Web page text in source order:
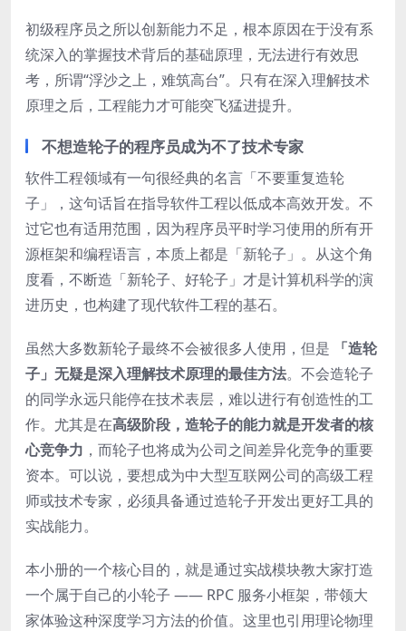
初级程序员之所以创新能力不足，根本原因在于没有系
统深入的掌握技术背后的基础原理，无法进行有效思
考，所谓“浮沙之上，难筑高台”。只有在深入理解技术
原理之后，工程能力才可能突飞猛进提升。
不想造轮子的程序员成为不了技术专家
软件工程领域有一句很经典的名言「不要重复造轮
子」，这句话旨在指导软件工程以低成本高效开发。不
过它也有适用范围，因为程序员平时学习使用的所有开
源框架和编程语言，本质上都是「新轮子」。从这个角
度看，不断造「新轮子、好轮子」才是计算机科学的演
进历史，也构建了现代软件工程的基石。
虽然大多数新轮子最终不会被很多人使用，但是
「造轮
子」无疑是深入理解技术原理的最佳方法。不会造轮子
的同学永远只能停在技术表层，难以进行有创造性的工
作。尤其是在高级阶段，造轮子的能力就是开发者的核
心竞争力 ，而轮子也将成为公司之间差异化竞争的重要
资本。可以说，要想成为中大型互联网公司的高级工程
师或技术专家，必须具备通过造轮子开发出更好工具的
实战能力。
本小册的一个核心目的，就是通过实战模块教大家打造
一个属于自己的小轮子 —— RPC 服务小框架，带领大
家体验这种深度学习方法的价值。这里也引用理论物理